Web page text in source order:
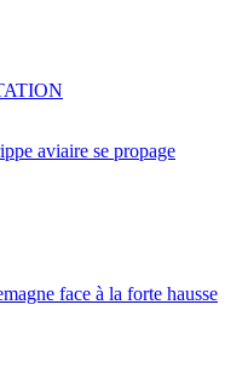
aviaire se propage
face à la forte hausse